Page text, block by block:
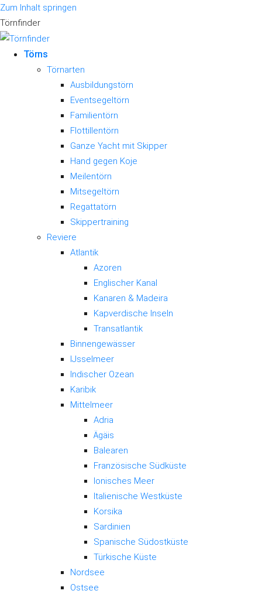
Zum Inhalt springen
Törnfinder
Törns
Törnarten
Ausbildungstörn
Eventsegeltörn
Familientörn
Flottillentörn
Ganze Yacht mit Skipper
Hand gegen Koje
Meilentörn
Mitsegeltörn
Regattatörn
Skippertraining
Reviere
Atlantik
Azoren
Englischer Kanal
Kanaren & Madeira
Kapverdische Inseln
Transatlantik
Binnengewässer
IJsselmeer
Indischer Ozean
Karibik
Mittelmeer
Adria
Ägäis
Balearen
Französische Südküste
Ionisches Meer
Italienische Westküste
Korsika
Sardinien
Spanische Südostküste
Türkische Küste
Nordsee
Ostsee